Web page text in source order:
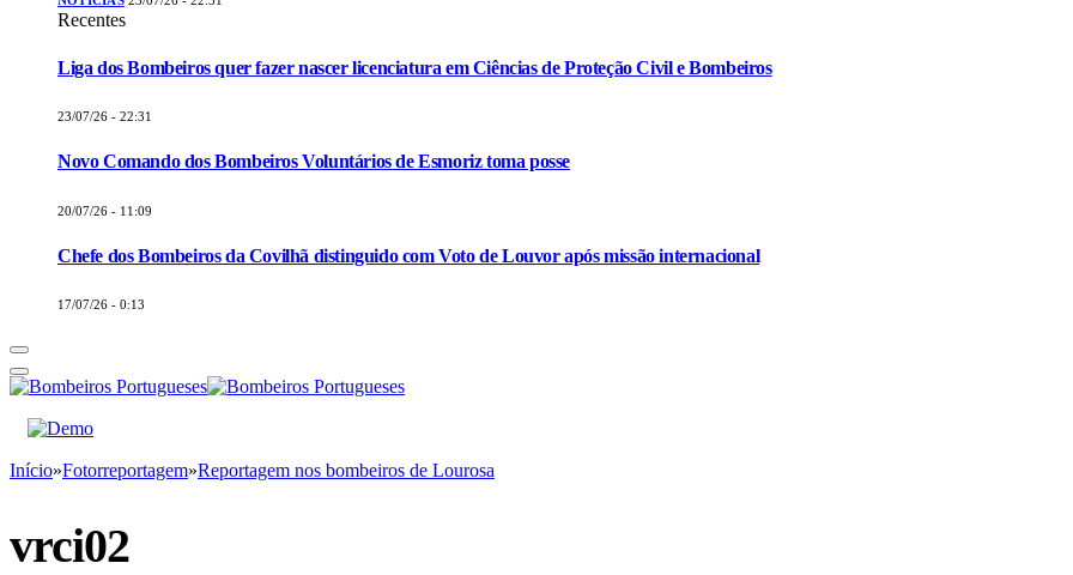
Recentes
Liga dos Bombeiros quer fazer nascer licenciatura em Ciências de Proteção Civil e Bombeiros
23/07/26 - 22:31
Novo Comando dos Bombeiros Voluntários de Esmoriz toma posse
20/07/26 - 11:09
Chefe dos Bombeiros da Covilhã distinguido com Voto de Louvor após missão internacional
17/07/26 - 0:13
Início»Fotorreportagem»Reportagem nos bombeiros de Lourosa
vrci02